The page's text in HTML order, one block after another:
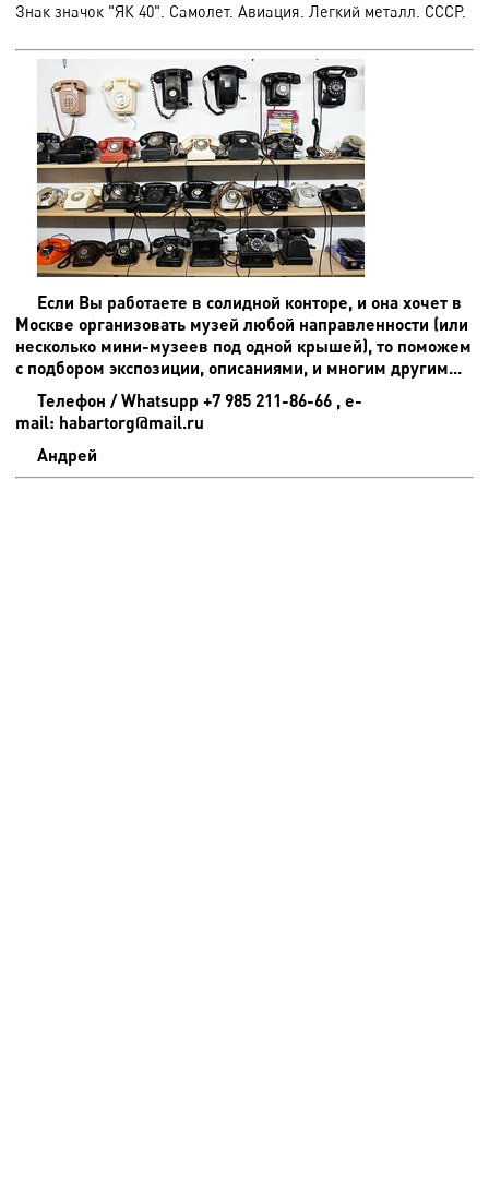
Знак значок "ЯК 40". Самолет. Авиация. Легкий металл. СССР.
Если Вы работаете в солидной конторе, и она хочет в
Москве организовать музей любой направленности (или
несколько мини-музеев под одной крышей), то поможем
с подбором экспозиции, описаниями, и многим другим...
Телефон / Whatsupp +7 985 211-86-66 , e-
mail: habartorg@mail.ru
Андрей